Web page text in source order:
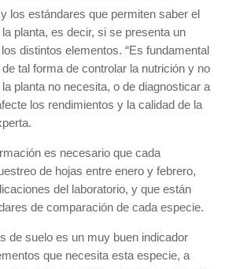
los estándares que permiten saber el
planta, es decir, si se presenta un
distintos elementos. “Es fundamental
tal forma de controlar la nutrición y no
planta no necesita, o de diagnosticar a
los rendimientos y la calidad de la
es necesario que cada
de hojas entre enero y febrero,
del laboratorio, y que están
de comparación de cada especie.
de suelo es un muy buen indicador
que necesita esta especie, a